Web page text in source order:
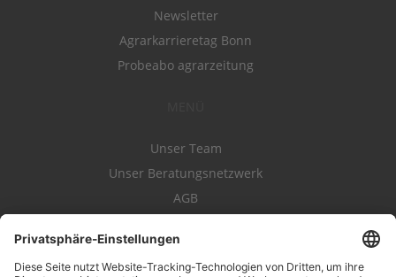
Newsletter
Agrarkarrieretag Bonn
Probeabo agrarzeitung
Unser Team
Unser Beratungsnetzwerk
AGB
Datenschutz
Impressum